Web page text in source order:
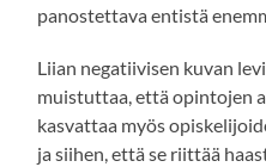
panostettava entistä
Liian negatiivisen kuvan
muistuttaa, että opintojen
kasvattaa myös
ja siihen, että se riittää